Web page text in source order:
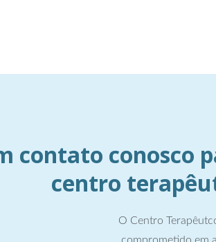
contato conosco
centro
O Centro